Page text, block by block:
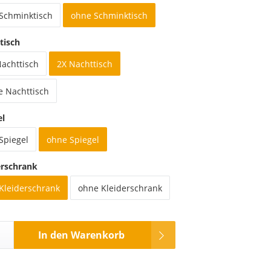
ohne Schminktisch
2X Nachttisch
Nachttisch
ohne Spiegel
ohne Kleiderschrank
In den Warenkorb